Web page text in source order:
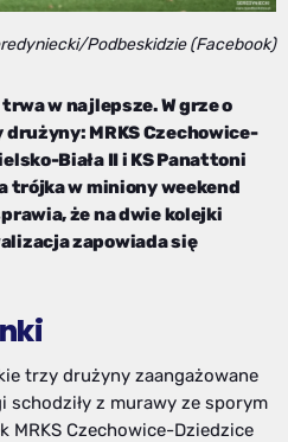
Podbeskidzie (Facebook)
w najlepsze. W grze o
MRKS Czechowice-
Biała II i KS Panattoni
trójka w miniony weekend
że na dwie kolejki
zapowiada się
trzy drużyny zaangażowane
z murawy ze sporym
MRKS Czechowice-Dziedzice